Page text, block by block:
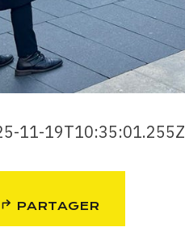
11-19T10:35:01.255Z
PARTAGER